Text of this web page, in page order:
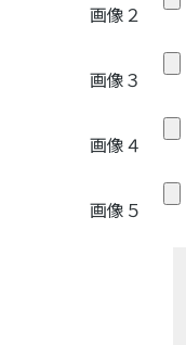
画像２
画像３
画像４
画像５